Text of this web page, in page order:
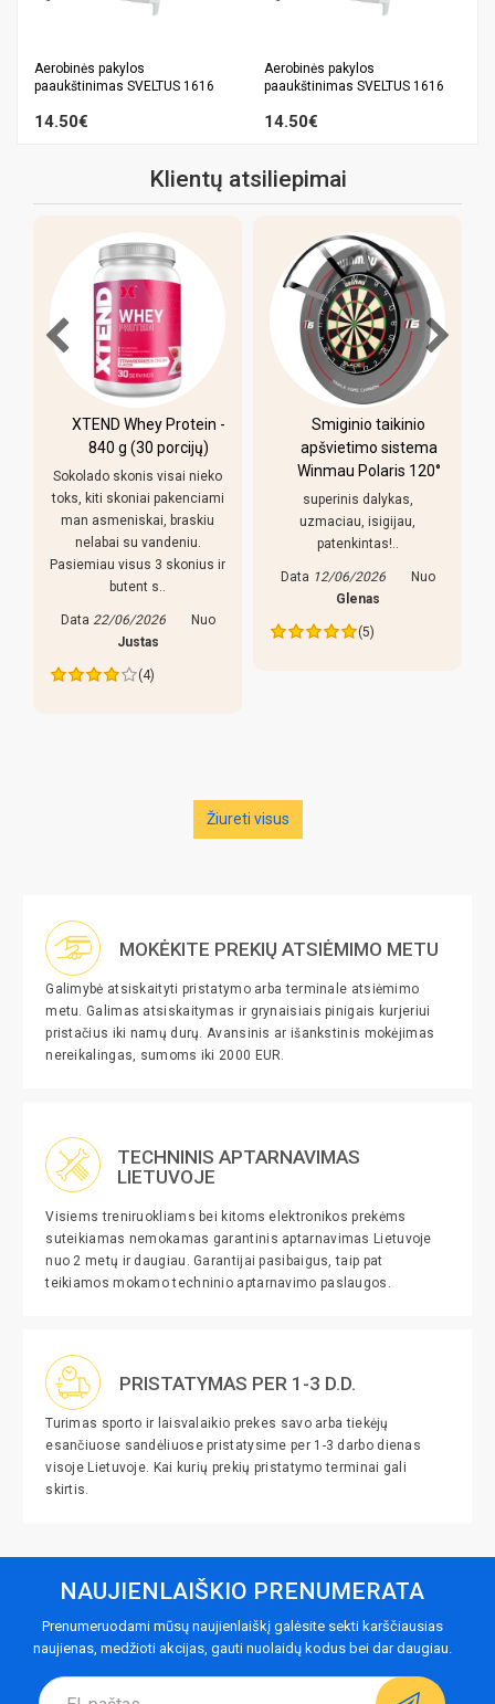
Aerobinės pakylos
paaukštinimas SVELTUS 1616
14.50€
Aerobinės pakylos
paaukštinimas SVELTUS 1616
14.50€
Klientų atsiliepimai
XTEND Whey Protein -
840 g (30 porcijų)
Sokolado skonis visai nieko
toks, kiti skoniai pakenciami
man asmeniskai, braskiu
nelabai su vandeniu.
Pasiemiau visus 3 skonius ir
butent s..
Data 22/06/2026
Nuo
Justas
(4)
Smiginio taikinio
apšvietimo sistema
Winmau Polaris 120°
superinis dalykas,
uzmaciau, isigijau,
patenkintas!..
Data 12/06/2026
Nuo
Glenas
(5)
Žiureti visus
MOKĖKITE PREKIŲ ATSIĖMIMO METU
Galimybė atsiskaityti pristatymo arba terminale atsiėmimo
metu. Galimas atsiskaitymas ir grynaisiais pinigais kurjeriui
pristačius iki namų durų. Avansinis ar išankstinis mokėjimas
nereikalingas, sumoms iki 2000 EUR.
TECHNINIS APTARNAVIMAS
LIETUVOJE
Visiems treniruokliams bei kitoms elektronikos prekėms
suteikiamas nemokamas garantinis aptarnavimas Lietuvoje
nuo 2 metų ir daugiau. Garantijai pasibaigus, taip pat
teikiamos mokamo techninio aptarnavimo paslaugos.
PRISTATYMAS PER 1-3 D.D.
Turimas sporto ir laisvalaikio prekes savo arba tiekėjų
esančiuose sandėliuose pristatysime per 1-3 darbo dienas
visoje Lietuvoje. Kai kurių prekių pristatymo terminai gali
skirtis.
NAUJIENLAIŠKIO PRENUMERATA
Prenumeruodami mūsų naujienlaiškį galėsite sekti karščiausias
naujienas, medžioti akcijas, gauti nuolaidų kodus bei dar daugiau.